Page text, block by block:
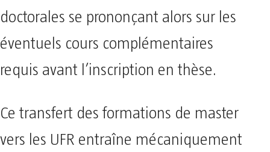
doctorales se prononçant alors sur les
éventuels cours complémentaires
requis avant l’inscription en thèse.
Ce transfert des formations de master
vers les UFR entraîne mécaniquement